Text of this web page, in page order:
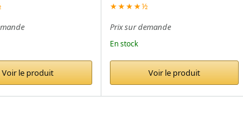
Voir le produit
★★★★½
Prix sur demande
En stock
Voir le produit